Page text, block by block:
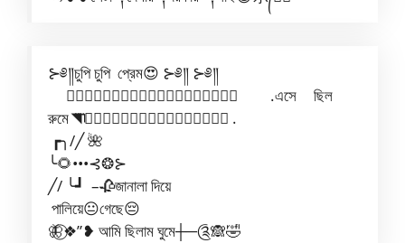
⊱༅༎চুপি চুপি প্রেম😍 ⊱༅༎ ⊱༅༎
◥⃧⃜ؖؖؖؖ⃝ࣩࣩࣩࣩࣩࣩࣩࣩࣩࣩࣩ .এসে ছিল
রুমে◥⃧⃜ؖؖؖؖ⃝ࣩࣩࣩࣩࣩࣩࣩࣩࣩࣩࣩ .
┏╮/╱ 🌺
╰🌻•••⊰❂⊱
╱/ ╰┛ –🥀জানালা দিয়ে
পালিয়ে😐গেছে😔
🦋⃝❖”❥ আমি ছিলাম ঘুমে┼─༊🙈🤣